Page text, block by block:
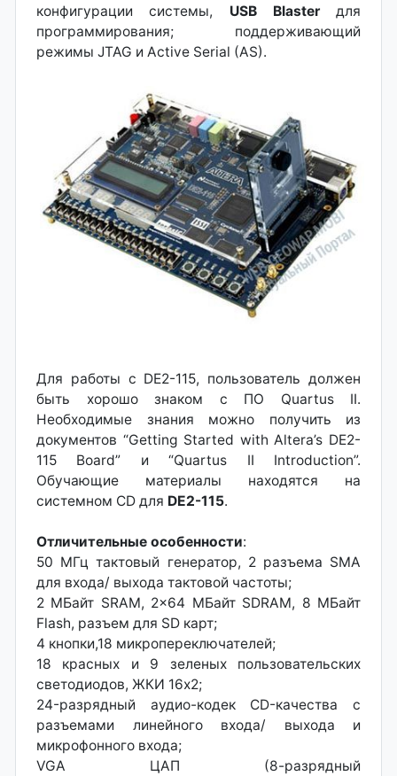
конфигурации системы, USB Blasterдля
программирования; поддерживающий
режимы JTAG и Active Serial (AS).
Для работы с DE2-115, пользователь должен
быть хорошо знаком с ПО Quartus II.
Необходимые знания можно получить из
документов “Getting Started with Altera’s DE2-
115 Board” и “Quartus II Introduction”.
Обучающие материалы находятся на
системном CD для DE2-115.
Отличительные особенности:
50 МГц тактовый генератор, 2 разъема SMA
для входа/ выхода тактовой частоты;
2 МБайт SRAM, 2x64 МБайт SDRAM, 8 МБайт
Flash, разъем для SD карт;
4 кнопки,18 микропереключателей;
18 красных и 9 зеленых пользовательских
светодиодов, ЖКИ 16x2;
24-разрядный аудио-кодек CD-качества с
разъемами линейного входа/ выхода и
микрофонного входа;
VGA ЦАП (8-разрядный